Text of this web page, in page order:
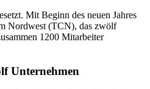
Mit Beginn des neuen Jahres
Nordwest (TCN), das zwölf
1200 Mitarbeiter
Unternehmen